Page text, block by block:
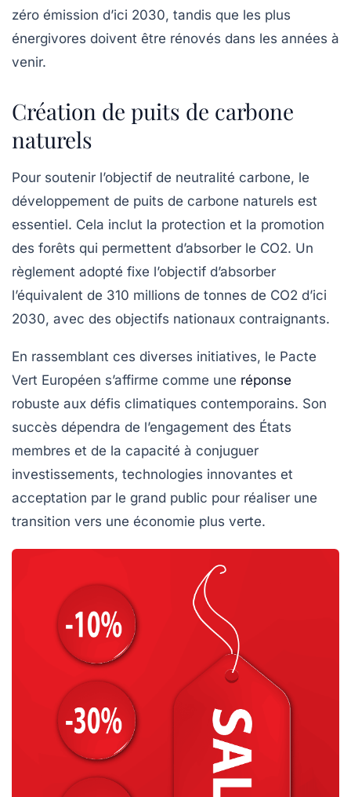
zéro émission d’ici 2030, tandis que les plus
énergivores doivent être rénovés dans les années à
venir.
Création de puits de carbone
naturels
Pour soutenir l’objectif de neutralité carbone, le
développement de puits de carbone naturels est
essentiel. Cela inclut la protection et la promotion
des forêts qui permettent d’absorber le CO2. Un
règlement adopté fixe l’objectif d’absorber
l’équivalent de 310 millions de tonnes de CO2 d’ici
2030, avec des objectifs nationaux contraignants.
En rassemblant ces diverses initiatives, le Pacte
Vert Européen s’affirme comme une réponse
robuste aux défis climatiques contemporains. Son
succès dépendra de l’engagement des États
membres et de la capacité à conjuguer
investissements, technologies innovantes et
acceptation par le grand public pour réaliser une
transition vers une économie plus verte.